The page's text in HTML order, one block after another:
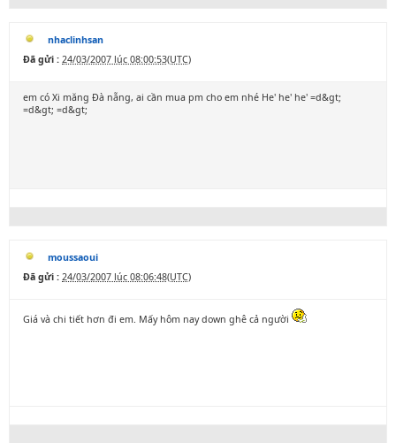
nhaclinhsan
Đã gửi : 24/03/2007 lúc 08:00:53(UTC)
em có Xi măng Đà nẵng, ai cần mua pm cho em nhé He' he' he' =d&gt;
=d&gt; =d&gt;
moussaoui
Đã gửi : 24/03/2007 lúc 08:06:48(UTC)
Giá và chi tiết hơn đi em. Mấy hôm nay down ghê cả người